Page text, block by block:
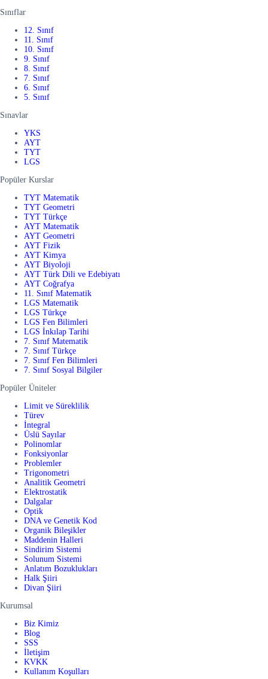
Sınıflar
12. Sınıf
11. Sınıf
10. Sınıf
9. Sınıf
8. Sınıf
7. Sınıf
6. Sınıf
5. Sınıf
Sınavlar
YKS
AYT
TYT
LGS
Popüler Kurslar
TYT Matematik
TYT Geometri
TYT Türkçe
AYT Matematik
AYT Geometri
AYT Fizik
AYT Kimya
AYT Biyoloji
AYT Türk Dili ve Edebiyatı
AYT Coğrafya
11. Sınıf Matematik
LGS Matematik
LGS Türkçe
LGS Fen Bilimleri
LGS İnkılap Tarihi
7. Sınıf Matematik
7. Sınıf Türkçe
7. Sınıf Fen Bilimleri
7. Sınıf Sosyal Bilgiler
Popüler Üniteler
Limit ve Süreklilik
Türev
İntegral
Üslü Sayılar
Polinomlar
Fonksiyonlar
Problemler
Trigonometri
Analitik Geometri
Elektrostatik
Dalgalar
Optik
DNA ve Genetik Kod
Organik Bileşikler
Maddenin Halleri
Sindirim Sistemi
Solunum Sistemi
Anlatım Bozuklukları
Halk Şiiri
Divan Şiiri
Kurumsal
Biz Kimiz
Blog
SSS
İletişim
KVKK
Kullanım Koşulları